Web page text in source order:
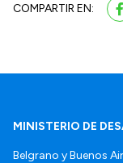
COMPARTIR EN:
MINISTERIO DE
Belgrano y Buenos